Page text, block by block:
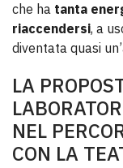
che ha tanta
riaccendersi, a
diventata quasi
LA
NEL
CON LA